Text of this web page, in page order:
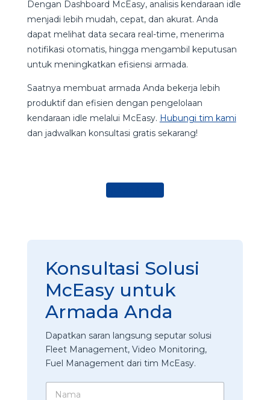
Dengan Dashboard McEasy, analisis kendaraan idle
menjadi lebih mudah, cepat, dan akurat. Anda
dapat melihat data secara real-time, menerima
notifikasi otomatis, hingga mengambil keputusan
untuk meningkatkan efisiensi armada.
Saatnya membuat armada Anda bekerja lebih
produktif dan efisien dengan pengelolaan
kendaraan idle melalui McEasy. Hubungi tim kami
dan jadwalkan konsultasi gratis sekarang!
Konsultasi Solusi
McEasy untuk
Armada Anda
Dapatkan saran langsung seputar solusi
Fleet Management, Video Monitoring,
Fuel Management dari tim McEasy.
N